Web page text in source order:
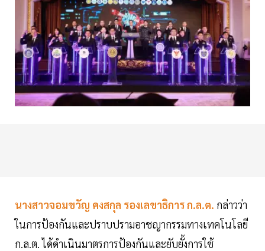
นางสาวจอมขวัญ คงสกุล รองเลขาธิการ ก.ล.ต. กล่าวว่า
ในการป้องกันและปราบปรามอาชญากรรมทางเทคโนโลยี
ก.ล.ต. ได้ดำเนินมาตรการป้องกันและยับยั้งการใช้